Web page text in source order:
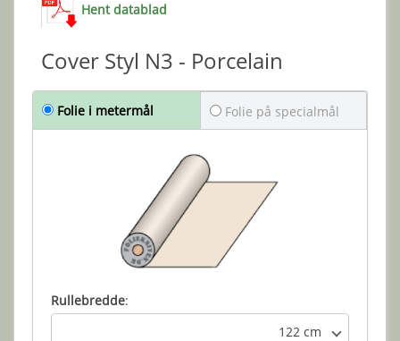
Hent datablad
Cover Styl N3 - Porcelain
Folie i metermål Folie på specialmål
Rullebredde:
122 cm